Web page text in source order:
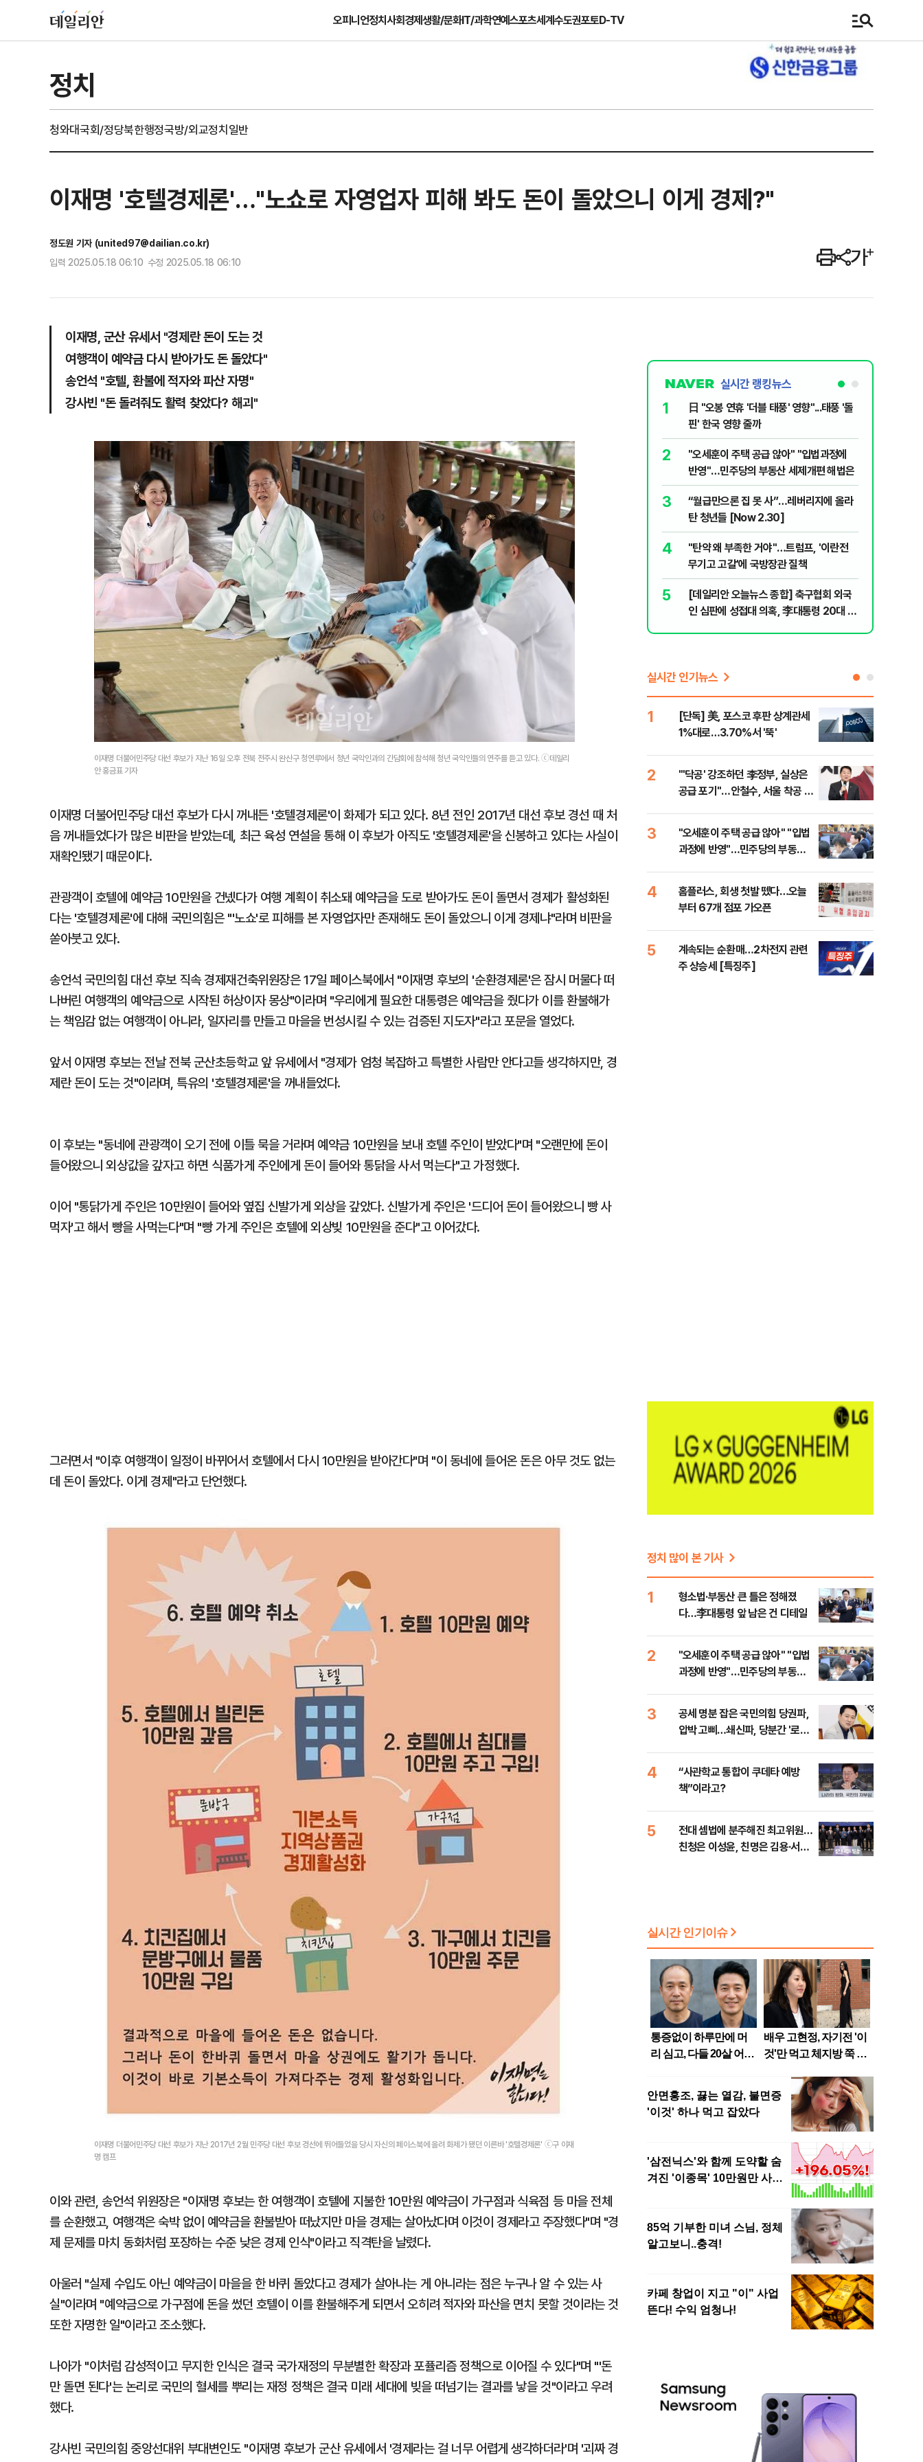
오피니언정치사회경제생활/문화IT/과학연예스포츠세계수도권포토D-TV
정치
청와대국회/정당북한행정국방/외교정치일반
이재명 '호텔경제론'…"노쇼로 자영업자 피해 봐도 돈이 돌았으니 이게 경제?"
정도원 기자 (united97@dailian.co.kr)
입력 2025.05.18 06:10 수정 2025.05.18 06:10
이재명, 군산 유세서 "경제란 돈이 도는 것
여행객이 예약금 다시 받아가도 돈 돌았다"
송언석 "호텔, 환불에 적자와 파산 자명"
강사빈 "돈 돌려줘도 활력 찾았다? 해괴"
이재명 더불어민주당 대선 후보가 지난 16일 오후 전북 전주시 완산구 청연루에서 청년 국악인과의 간담회에 참석해 청년 국악인들의 연주를 듣고 있다. ⓒ데일리
안 홍금표 기자
이재명 더불어민주당 대선 후보가 다시 꺼내든 '호텔경제론'이 화제가 되고 있다. 8년 전인 2017년 대선 후보 경선 때 처
음 꺼내들었다가 많은 비판을 받았는데, 최근 육성 연설을 통해 이 후보가 아직도 '호텔경제론'을 신봉하고 있다는 사실이
재확인됐기 때문이다.
관광객이 호텔에 예약금 10만원을 건넸다가 여행 계획이 취소돼 예약금을 도로 받아가도 돈이 돌면서 경제가 활성화된
다는 '호텔경제론'에 대해 국민의힘은 "'노쇼'로 피해를 본 자영업자만 존재해도 돈이 돌았으니 이게 경제냐"라며 비판을
쏟아붓고 있다.
송언석 국민의힘 대선 후보 직속 경제재건축위원장은 17일 페이스북에서 "이재명 후보의 '순환경제론'은 잠시 머물다 떠
나버린 여행객의 예약금으로 시작된 허상이자 몽상"이라며 "우리에게 필요한 대통령은 예약금을 줬다가 이를 환불해가
는 책임감 없는 여행객이 아니라, 일자리를 만들고 마을을 번성시킬 수 있는 검증된 지도자"라고 포문을 열었다.
앞서 이재명 후보는 전날 전북 군산초등학교 앞 유세에서 "경제가 엄청 복잡하고 특별한 사람만 안다고들 생각하지만, 경
제란 돈이 도는 것"이라며, 특유의 '호텔경제론'을 꺼내들었다.
이 후보는 "동네에 관광객이 오기 전에 이틀 묵을 거라며 예약금 10만원을 보내 호텔 주인이 받았다"며 "오랜만에 돈이
들어왔으니 외상값을 갚자고 하면 식품가게 주인에게 돈이 들어와 통닭을 사서 먹는다"고 가정했다.
이어 "통닭가게 주인은 10만원이 들어와 옆집 신발가게 외상을 갚았다. 신발가게 주인은 '드디어 돈이 들어왔으니 빵 사
먹자'고 해서 빵을 사먹는다"며 "빵 가게 주인은 호텔에 외상빚 10만원을 준다"고 이어갔다.
그러면서 "이후 여행객이 일정이 바뀌어서 호텔에서 다시 10만원을 받아간다"며 "이 동네에 들어온 돈은 아무 것도 없는
데 돈이 돌았다. 이게 경제"라고 단언했다.
이재명 더불어민주당 대선 후보가 지난 2017년 2월 민주당 대선 후보 경선에 뛰어들었을 당시 자신의 페이스북에 올려 화제가 됐던 이른바 '호텔경제론' ⓒ구 이재
명 캠프
이와 관련, 송언석 위원장은 "이재명 후보는 한 여행객이 호텔에 지불한 10만원 예약금이 가구점과 식육점 등 마을 전체
를 순환했고, 여행객은 숙박 없이 예약금을 환불받아 떠났지만 마을 경제는 살아났다며 이것이 경제라고 주장했다"며 "경
제 문제를 마치 동화처럼 포장하는 수준 낮은 경제 인식"이라고 직격탄을 날렸다.
아울러 "실제 수입도 아닌 예약금이 마을을 한 바퀴 돌았다고 경제가 살아나는 게 아니라는 점은 누구나 알 수 있는 사
실"이라며 "예약금으로 가구점에 돈을 썼던 호텔이 이를 환불해주게 되면서 오히려 적자와 파산을 면치 못할 것이라는 것
또한 자명한 일"이라고 조소했다.
나아가 "이처럼 감성적이고 무지한 인식은 결국 국가재정의 무분별한 확장과 포퓰리즘 정책으로 이어질 수 있다"며 "'돈
만 돌면 된다'는 논리로 국민의 혈세를 뿌리는 재정 정책은 결국 미래 세대에 빚을 떠넘기는 결과를 낳을 것"이라고 우려
했다.
강사빈 국민의힘 중앙선대위 부대변인도 "이재명 후보가 군산 유세에서 '경제라는 걸 너무 어렵게 생각하더라'며 '괴짜 경
실시간 랭킹뉴스
1
日 "오봉 연휴 '더블 태풍' 영향"...태풍 '돌
핀' 한국 영향 줄까
2
"오세훈이 주택 공급 않아" "입법과정에
반영"…민주당의 부동산 세제개편 해법은
3
“월급만으론 집 못 사”…레버리지에 올라
탄 청년들 [Now 2.30]
4
"탄약 왜 부족한 거야"…트럼프, '이란전
무기고 고갈'에 국방장관 질책
5
[데일리안 오늘뉴스 종합] 축구협회 외국
인 심판에 성접대 의혹, 李대통령 20대 지
실시간 인기뉴스
1
[단독] 美, 포스코 후판 상계관세
1%대로…3.70%서 '뚝'
2
"'닥공' 강조하던 李정부, 실상은
공급 포기"…안철수, 서울 착공 실
3
"오세훈이 주택 공급 않아" "입법
과정에 반영"…민주당의 부동산
4
홈플러스, 회생 첫발 뗐다…오늘
부터 67개 점포 가오픈
5
계속되는 순환매…2차전지 관련
주 상승세 [특징주]
정치 많이 본 기사
1
형소법·부동산 큰 틀은 정해졌
다…李대통령 앞 남은 건 디테일
2
"오세훈이 주택 공급 않아" "입법
과정에 반영"…민주당의 부동산
3
공세 명분 잡은 국민의힘 당권파,
압박 고삐…쇄신파, 당분간 '로우
4
“사관학교 통합이 쿠데타 예방
책”이라고?
5
전대 셈법에 분주해진 최고위원…
친청은 이성윤, 친명은 김용·서미